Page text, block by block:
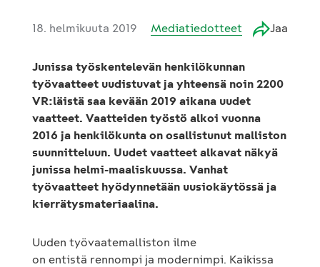
18. helmikuuta 2019 Mediatiedotteet Jaa
Junissa työskentelevän henkilökunnan
työvaatteet uudistuvat ja yhteensä noin 2200
VR:läistä saa kevään 2019 aikana uudet
vaatteet. Vaatteiden työstö alkoi vuonna
2016 ja henkilökunta on osallistunut malliston
suunnitteluun. Uudet vaatteet alkavat näkyä
junissa helmi-maaliskuussa. Vanhat
työvaatteet hyödynnetään uusiokäytössä ja
kierrätysmateriaalina.
Uuden työvaatemalliston ilme
on entistä rennompi ja modernimpi. Kaikissa